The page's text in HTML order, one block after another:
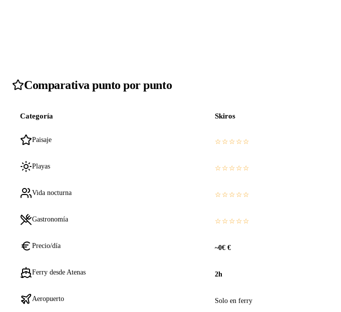
Comparativa punto por punto
Categoría Skiros
Paisaje ☆☆☆☆☆
Playas ☆☆☆☆☆
Vida nocturna ☆☆☆☆☆
Gastronomía ☆☆☆☆☆
Precio/día ~0€ €
Ferry desde Atenas 2h
Aeropuerto Solo en ferry